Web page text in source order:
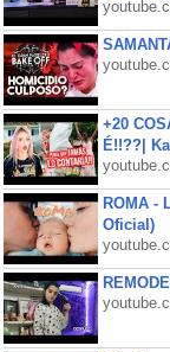
+20
É!!??|
ROMA -
Oficial)